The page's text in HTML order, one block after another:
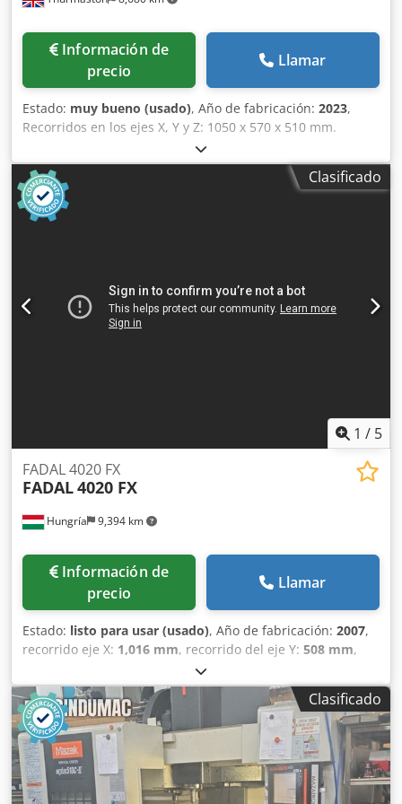
Información de
precio
Llamar
Estado: muy bueno (usado), Año de fabricación: 2023,
Recorridos en los ejes X, Y y Z: 1050 x 570 x 510 mm.
Dimensiones de la mesa: 1300 x 570 mm. Altura mínima y
máxima entre el husillo y la mesa: 150-660 mm. Velocidad
del husillo: 12 000 rpm. Sistema ATC con 30 posiciones.
Cono del husillo: BT40. Potencia del husillo: 18,5 kW.
Control Fanuc. Crsdpfszqtb Hex Acgsf Refrigeración a
Clasificado
1 / 5
Hungría 9,394 km
FADAL 4020 FX
FADAL4020 FX
Información de
precio
Llamar
Estado: listo para usar (usado), Año de fabricación: 2007,
recorrido eje X: 1,016 mm, recorrido del eje Y: 508 mm,
, carga de la mesa:
peso total:4,990 kg, velocidad del cabezal (máx.):8,000
rpm, potencia del motor del husillo: 16,000 W, peso de la
herramienta:6,800 g, número de ejes:3 , Este centro de
mecanizado vertical de 3 ejes FADAL 4020 FX se fabricó en
2007. Cuenta con un impresionante recorrido del eje X de
1.016 mm, recorrido del eje Y de 508 mm y recorrido del
eje Z de 508 mm. La máquina incluye una robusta mesa de
Clasificado